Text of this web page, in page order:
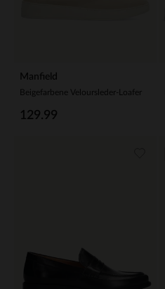
Manfield
Beigefarbene Veloursleder-Loafer
129.99